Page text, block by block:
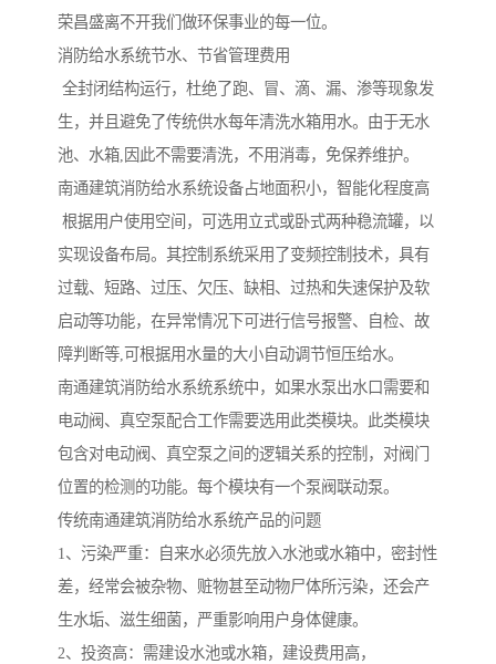
荣昌盛离不开我们做环保事业的每一位。
消防给水系统节水、节省管理费用
全封闭结构运行，杜绝了跑、冒、滴、漏、渗等现象发
生，并且避免了传统供水每年清洗水箱用水。由于无水
池、水箱,因此不需要清洗，不用消毒，免保养维护。
南通建筑消防给水系统设备占地面积小，智能化程度高
根据用户使用空间，可选用立式或卧式两种稳流罐，以
实现设备布局。其控制系统采用了变频控制技术，具有
过载、短路、过压、欠压、缺相、过热和失速保护及软
启动等功能，在异常情况下可进行信号报警、自检、故
障判断等,可根据用水量的大小自动调节恒压给水。
南通建筑消防给水系统系统中，如果水泵出水口需要和
电动阀、真空泵配合工作需要选用此类模块。此类模块
包含对电动阀、真空泵之间的逻辑关系的控制，对阀门
位置的检测的功能。每个模块有一个泵阀联动泵。
传统南通建筑消防给水系统产品的问题
1、污染严重：自来水必须先放入水池或水箱中，密封性
差，经常会被杂物、赃物甚至动物尸体所污染，还会产
生水垢、滋生细菌，严重影响用户身体健康。
2、投资高：需建设水池或水箱，建设费用高，